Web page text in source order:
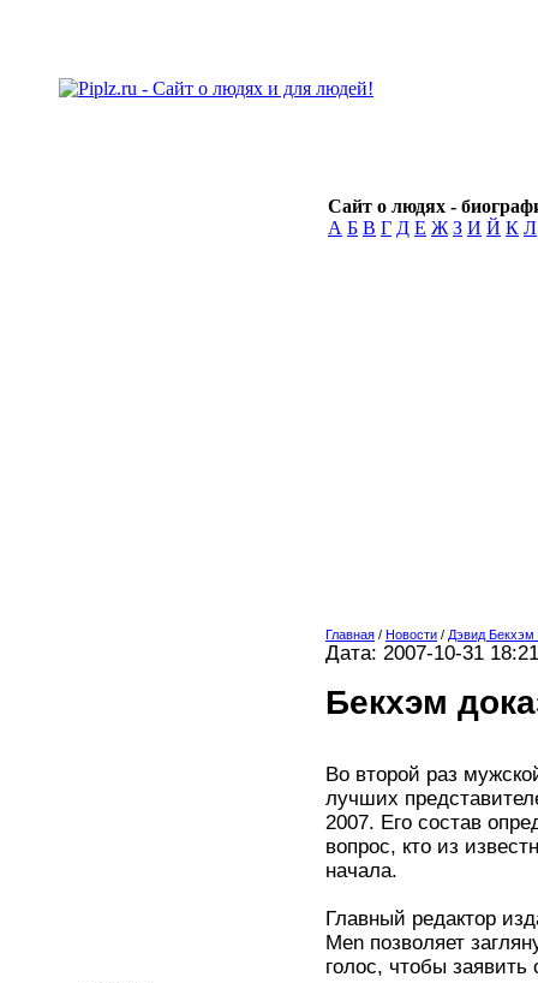
Сайт о людях -
А Б В Г Д Е Ж З И Й К Л
Главная / Новости / Дэвид Бекхэм
Дата: 2007-10-31 18:21
Бекхэм
Во второй раз
лучших
2007. Его состав
вопрос, кто из
начала.
Главный редактор
Men позволяет
голос, чтобы